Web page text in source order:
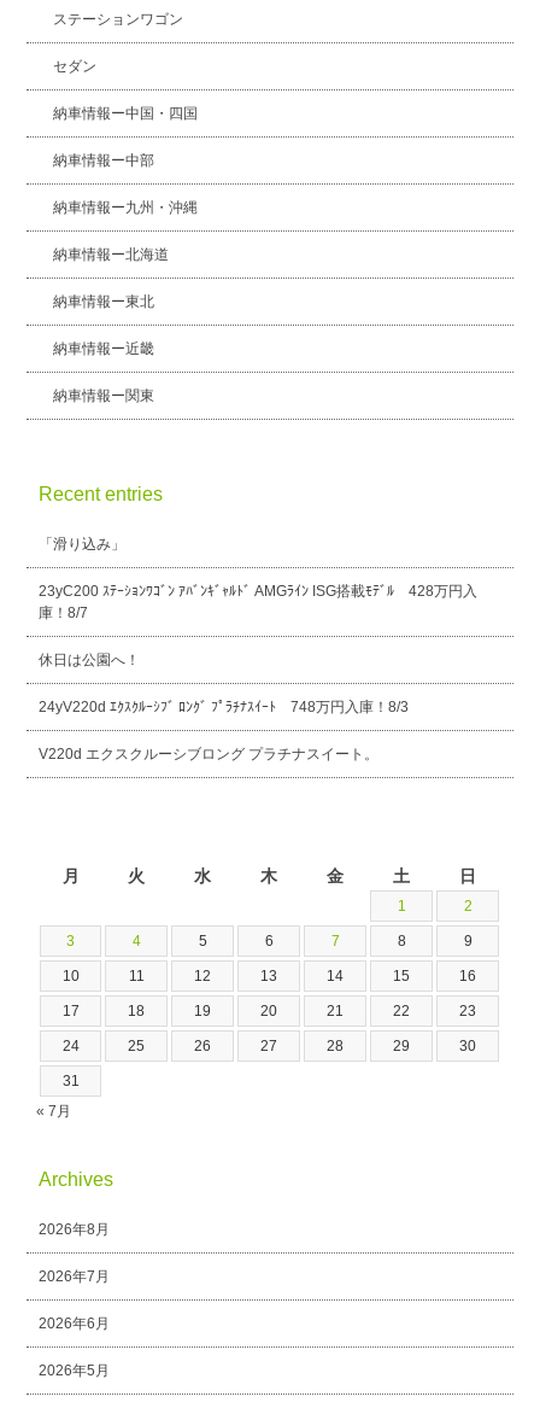
ステーションワゴン
セダン
納車情報ー中国・四国
納車情報ー中部
納車情報ー九州・沖縄
納車情報ー北海道
納車情報ー東北
納車情報ー近畿
納車情報ー関東
Recent entries
「滑り込み」
23yC200 ｽﾃｰｼｮﾝﾜｺﾞﾝ ｱﾊﾞﾝｷﾞｬﾙﾄﾞ AMGﾗｲﾝ ISG搭載ﾓﾃﾞﾙ 428万円入
庫！8/7
休日は公園へ！
24yV220d ｴｸｽｸﾙｰｼﾌﾞ ﾛﾝｸﾞ ﾌﾟﾗﾁﾅｽｲｰﾄ 748万円入庫！8/3
V220d エクスクルーシブロング プラチナスイート。
月 火 水 木 金 土 日
1 2
3 4 5 6 7 8 9
10 11 12 13 14 15 16
17 18 19 20 21 22 23
24 25 26 27 28 29 30
31
« 7月
Archives
2026年8月
2026年7月
2026年6月
2026年5月